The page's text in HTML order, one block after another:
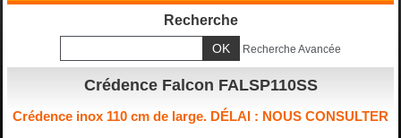
Recherche
Recherche Avancée
Crédence Falcon FALSP110SS
Crédence inox 110 cm de large. DÉLAI : NOUS CONSULTER